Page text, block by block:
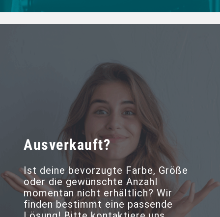
Ausverkauft?
Ist deine bevorzugte Farbe, Größe
oder die gewünschte Anzahl
momentan nicht erhältlich? Wir
finden bestimmt eine passende